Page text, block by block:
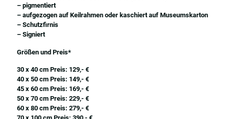
– pigmentiert
– aufgezogen auf Keilrahmen oder kaschiert auf Museumskarton
– Schutzfirnis
– Signiert
Größen und Preis*
30 x 40 cm Preis: 129,- €
40 x 50 cm Preis: 149,- €
45 x 60 cm Preis: 169,- €
50 x 70 cm Preis: 229,- €
60 x 80 cm Preis: 279,- €